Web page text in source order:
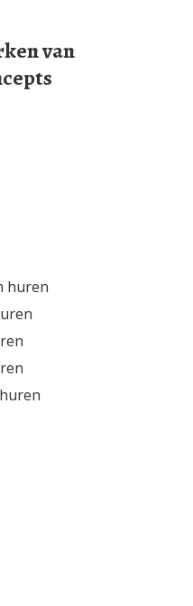
van
huren